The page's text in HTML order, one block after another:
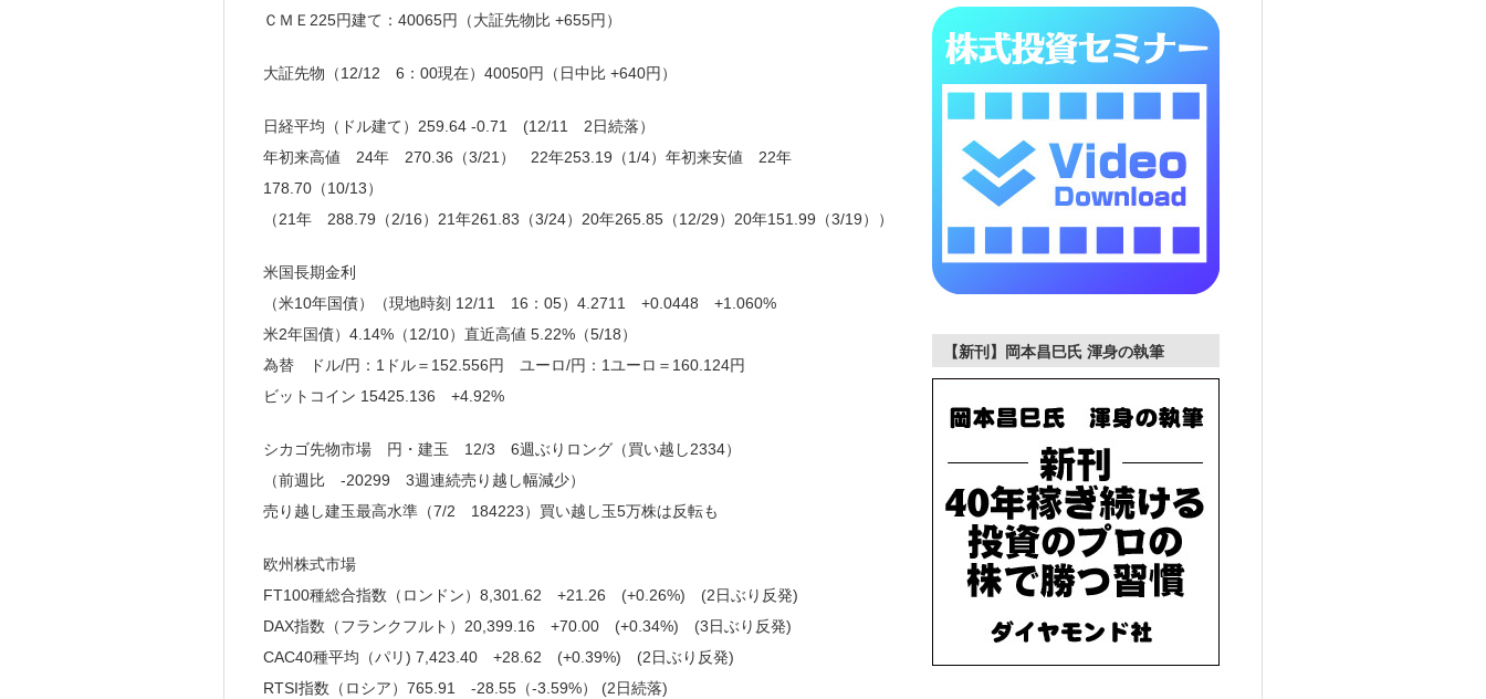
ＣＭＥ225円建て：40065円（大証先物比 +655円）
大証先物（12/12 6：00現在）40050円（日中比 +640円）
日経平均（ドル建て）259.64 -0.71 (12/11 2日続落）
年初来高値 24年 270.36（3/21） 22年253.19（1/4）年初来安値 22年
178.70（10/13）
（21年 288.79（2/16）21年261.83（3/24）20年265.85（12/29）20年151.99（3/19））
米国長期金利
（米10年国債）（現地時刻 12/11 16：05）4.2711 +0.0448 +1.060%
米2年国債）4.14%（12/10）直近高値 5.22%（5/18）
為替 ドル/円：1ドル＝152.556円 ユーロ/円：1ユーロ＝160.124円
ビットコイン 15425.136 +4.92%
シカゴ先物市場 円・建玉 12/3 6週ぶりロング（買い越し2334）
（前週比 -20299 3週連続売り越し幅減少）
売り越し建玉最高水準（7/2 184223）買い越し玉5万株は反転も
欧州株式市場
FT100種総合指数（ロンドン）8,301.62 +21.26 (+0.26%) (2日ぶり反発)
DAX指数（フランクフルト）20,399.16 +70.00 (+0.34%) (3日ぶり反発)
CAC40種平均（パリ) 7,423.40 +28.62 (+0.39%) (2日ぶり反発)
RTSI指数（ロシア）765.91 -28.55（-3.59%） (2日続落)
【新刊】岡本昌巳氏 渾身の執筆